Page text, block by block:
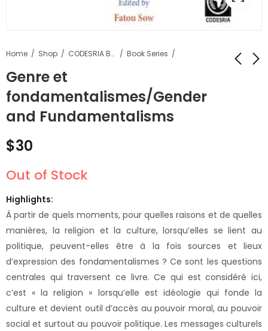
Home Shop CODESRIA Books Book Series
Genre et
fondamentalismes/Gender
and Fundamentalisms
White Ferocity: The
whites and Non-
Regional Integration
$30
Out of Stock
Highlights:
À partir de quels moments, pour quelles raisons et de quelles
manières, la religion et la culture, lorsqu’elles se lient au
politique, peuvent-elles être à la fois sources et lieux
d’expression des fondamentalismes ? Ce sont les questions
centrales qui traversent ce livre. Ce qui est considéré ici,
c’est « la religion » lorsqu’elle est idéologie qui fonde la
culture et devient outil d’accès au pouvoir moral, au pouvoir
social et surtout au pouvoir politique. Les messages culturels